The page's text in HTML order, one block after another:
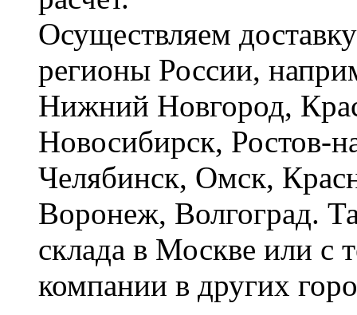
Осуществляем
регионы России,
Нижний Новгород,
Новосибирск, Ростов-
Челябинск, Омск,
Воронеж, Волгоград.
склада в Москве или с
компании в других